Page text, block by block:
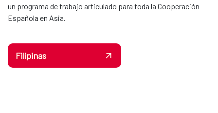
un programa de trabajo articulado para toda la Cooperación
Española en Asia.
Filipinas